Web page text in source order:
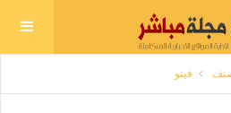
فيتو